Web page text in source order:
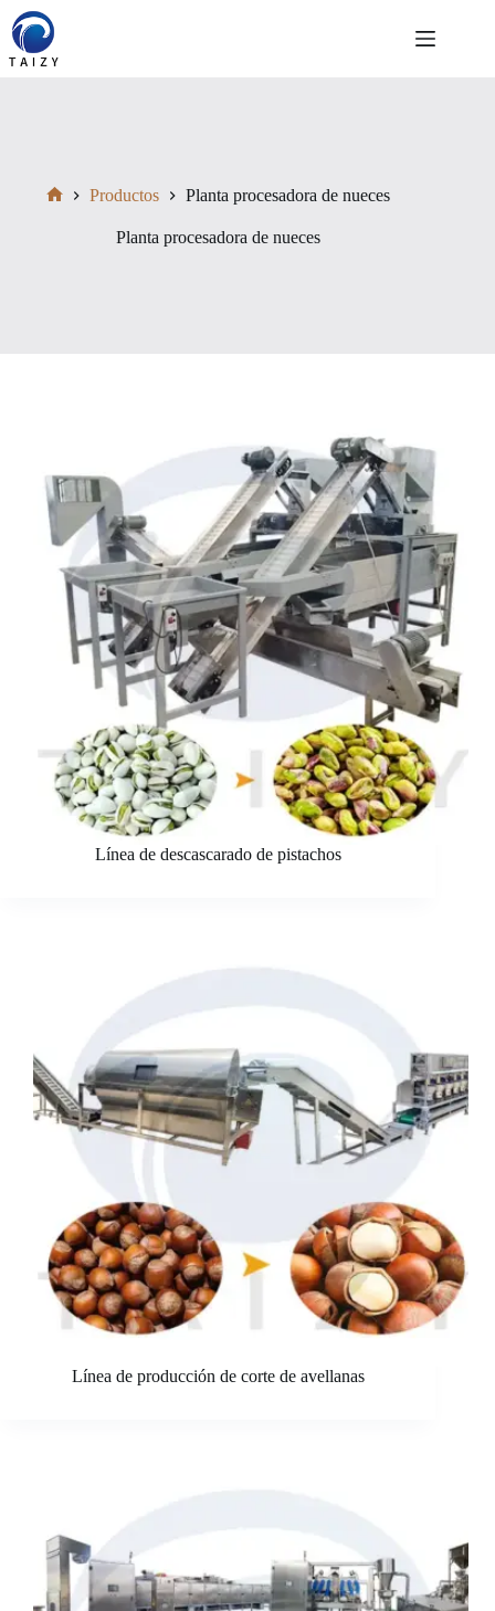
Saltar
contenido
Productos Planta procesadora de nueces
Planta procesadora de nueces
Línea de descascarado de pistachos
Línea de producción de corte de avellanas